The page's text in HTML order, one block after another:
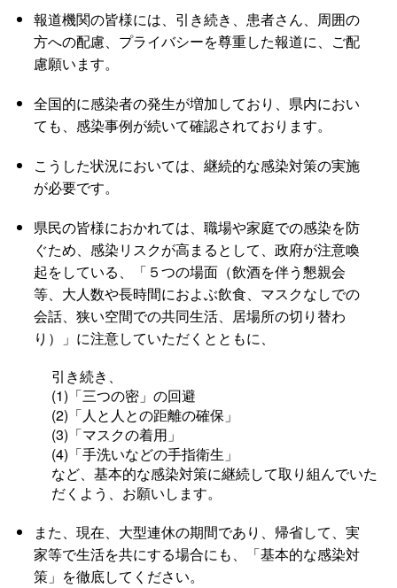
報道機関の皆様には、引き続き、患者さん、周囲の
方への配慮、プライバシーを尊重した報道に、ご配
慮願います。
全国的に感染者の発生が増加しており、県内におい
ても、感染事例が続いて確認されております。
こうした状況においては、継続的な感染対策の実施
が必要です。
県民の皆様におかれては、職場や家庭での感染を防
ぐため、感染リスクが高まるとして、政府が注意喚
起をしている、「５つの場面（飲酒を伴う懇親会
等、大人数や長時間におよぶ飲食、マスクなしでの
会話、狭い空間での共同生活、居場所の切り替わ
り）」に注意していただくとともに、
引き続き、
(1)「三つの密」の回避
(2)「人と人との距離の確保」
(3)「マスクの着用」
(4)「手洗いなどの手指衛生」
など、基本的な感染対策に継続して取り組んでいた
だくよう、お願いします。
また、現在、大型連休の期間であり、帰省して、実
家等で生活を共にする場合にも、「基本的な感染対
策」を徹底してください。